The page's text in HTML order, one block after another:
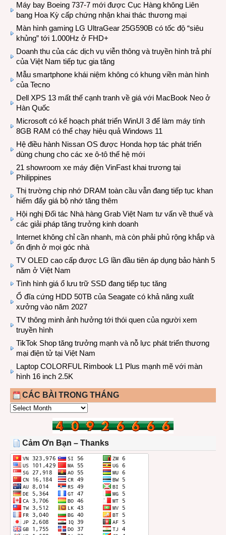
Máy bay Boeing 737-7 mới được Cục Hàng không Liên
bang Hoa Kỳ cấp chứng nhận khai thác thương mại
Màn hình gaming LG UltraGear 25G590B có tốc độ “siêu
khủng” tới 1.000Hz ở FHD+
Doanh thu của các dịch vụ viễn thông và truyền hình trả phí
của Việt Nam tiếp tục gia tăng
Mẫu smartphone khái niệm không có khung viền màn hình
của Tecno
Dell XPS 13 mất thế cạnh tranh về giá với MacBook Neo ở
Hàn Quốc
Microsoft có kế hoạch phát triển WinUI 3 để làm máy tính
8GB RAM có thể chạy hiệu quả Windows 11
Hệ điều hành Nissan OS được Honda hợp tác phát triển
dùng chung cho các xe ô-tô thế hệ mới
21 showroom xe máy điện VinFast khai trương tại
Philippines
Thị trường chip nhớ DRAM toàn cầu vẫn đang tiếp tục khan
hiếm đẩy giá bộ nhớ tăng thêm
Hội nghị Đối tác Nhà hàng Grab Việt Nam tư vấn về thuế và
các giải pháp tăng trưởng kinh doanh
Internet không chỉ cần nhanh, mà còn phải phủ rộng khắp và
ổn định ở mọi góc nhà
TV OLED cao cấp được LG lần đầu tiên áp dụng bảo hành 5
năm ở Việt Nam
Tình hình giá ổ lưu trữ SSD đang tiếp tục tăng
Ổ đĩa cứng HDD 50TB của Seagate có khả năng xuất
xưởng vào năm 2027
TV thông minh ảnh hưởng tới thói quen của người xem
truyền hình
TikTok Shop tăng trưởng mạnh và nỗ lực phát triển thương
mại điện tử tại Việt Nam
Laptop COLORFUL Rimbook L1 Plus mạnh mẽ với màn
hình 16 inch 2.5K
CÁC BÀI TRONG THÁNG
CÁC
THÁNG
Cảm Ơn Bạn – Thanks